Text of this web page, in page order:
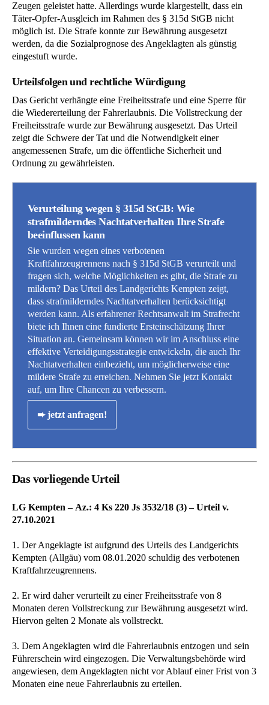
Zeugen geleistet hatte. Allerdings wurde klargestellt, dass ein
Täter-Opfer-Ausgleich im Rahmen des § 315d StGB nicht
möglich ist. Die Strafe konnte zur Bewährung ausgesetzt
werden, da die Sozialprognose des Angeklagten als günstig
eingestuft wurde.
Urteilsfolgen und rechtliche Würdigung
Das Gericht verhängte eine Freiheitsstrafe und eine Sperre für
die Wiedererteilung der Fahrerlaubnis. Die Vollstreckung der
Freiheitsstrafe wurde zur Bewährung ausgesetzt. Das Urteil
zeigt die Schwere der Tat und die Notwendigkeit einer
angemessenen Strafe, um die öffentliche Sicherheit und
Ordnung zu gewährleisten.
Verurteilung wegen § 315d StGB: Wie
strafmilderndes Nachtatverhalten Ihre Strafe
beeinflussen kann
Sie wurden wegen eines verbotenen
Kraftfahrzeugrennens nach § 315d StGB verurteilt und
fragen sich, welche Möglichkeiten es gibt, die Strafe zu
mildern? Das Urteil des Landgerichts Kempten zeigt,
dass strafmilderndes Nachtatverhalten berücksichtigt
werden kann. Als erfahrener Rechtsanwalt im Strafrecht
biete ich Ihnen eine fundierte Ersteinschätzung Ihrer
Situation an. Gemeinsam können wir im Anschluss eine
effektive Verteidigungsstrategie entwickeln, die auch Ihr
Nachtatverhalten einbezieht, um möglicherweise eine
mildere Strafe zu erreichen. Nehmen Sie jetzt Kontakt
auf, um Ihre Chancen zu verbessern.
➨ jetzt anfragen!
Das vorliegende Urteil
LG Kempten – Az.: 4 Ks 220 Js 3532/18 (3) – Urteil v.
27.10.2021
1. Der Angeklagte ist aufgrund des Urteils des Landgerichts
Kempten (Allgäu) vom 08.01.2020 schuldig des verbotenen
Kraftfahrzeugrennens.
2. Er wird daher verurteilt zu einer Freiheitsstrafe von 8
Monaten deren Vollstreckung zur Bewährung ausgesetzt wird.
Hiervon gelten 2 Monate als vollstreckt.
3. Dem Angeklagten wird die Fahrerlaubnis entzogen und sein
Führerschein wird eingezogen. Die Verwaltungsbehörde wird
angewiesen, dem Angeklagten nicht vor Ablauf einer Frist von 3
Monaten eine neue Fahrerlaubnis zu erteilen.